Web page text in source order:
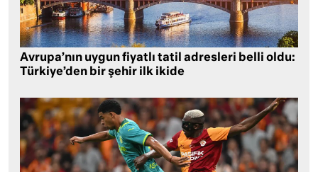
Avrupa’nın uygun fiyatlı tatil adresleri belli oldu:
Türkiye’den bir şehir ilk ikide